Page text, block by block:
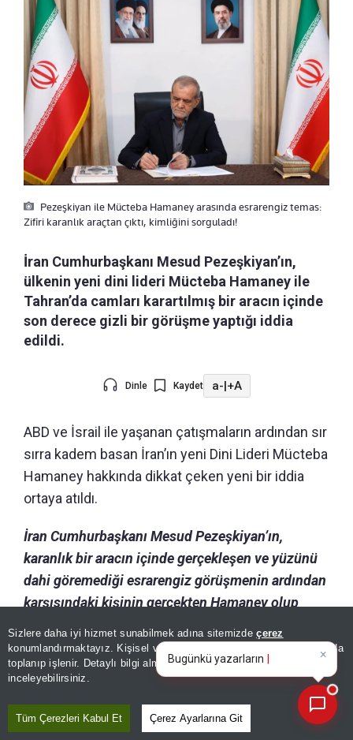
Sizlere daha iyi hizmet sunabilmek adına sitemizdeçerez
konumlandırmaktayız. Kişisel verileriniz, KVKK ve GDPR kapsamında
toplanıp işlenir. Detaylı bilgi almak içinAydınlatma Metnimizi
inceleyebilirsiniz.
Tüm Çerezleri Kabul Et Çerez Ayarlarına Git
Pezeşkiyan ile Mücteba Hamaney arasında esrarengiz temas:
Zifiri karanlık araçtan çıktı, kimliğini sorguladı!
İran Cumhurbaşkanı Mesud Pezeşkiyan’ın,
ülkenin yeni dini lideri Mücteba Hamaney ile
Tahran’da camları karartılmış bir aracın içinde
son derece gizli bir görüşme yaptığı iddia
edildi.
Dinle Kaydet a-|+A
ABD ve İsrail ile yaşanan çatışmaların ardından sır
sırra kadem basan İran’ın yeni Dini Lideri Mücteba
Hamaney hakkında dikkat çeken yeni bir iddia
ortaya atıldı.
İran Cumhurbaşkanı Mesud Pezeşkiyan’ın,
karanlık bir aracın içinde gerçekleşen ve yüzünü
dahi göremediği esrarengiz görüşmenin ardından
karşısındaki kişinin gerçekten Hamaney olup
olmadığını sorguladığı öne sürüldü.
Iran International’ın konuya yakın kaynaklara
dayandırdığı habere göre, Cumhurbaşkanı Mesud
Pezeşkiyan, Hamaney ile görüşebilmek için
defalarca talepte bulundu ve kabul edilmeyince
×
Bugünkü yazarların köşe
yazılarını özetleyin!